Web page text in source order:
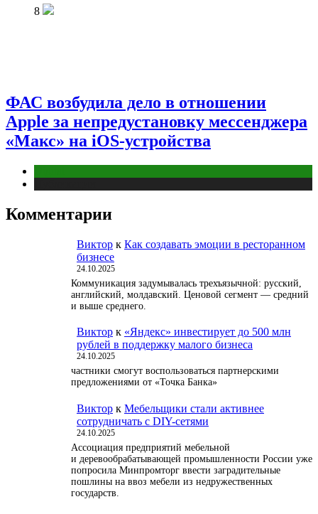
8
ФАС возбудила дело в отношении
Apple за непредустановку мессенджера
«Макс» на iOS-устройства
Комментарии
Виктор к Как создавать эмоции в ресторанном
бизнесе
24.10.2025
Коммуникация задумывалась трехъязычной: русский,
английский, молдавский. Ценовой сегмент — средний
и выше среднего.
Виктор к «Яндекс» инвестирует до 500 млн
рублей в поддержку малого бизнеса
24.10.2025
частники смогут воспользоваться партнерскими
предложениями от «Точка Банка»
Виктор к Мебельщики стали активнее
сотрудничать с DIY-сетями
24.10.2025
Ассоциация предприятий мебельной
и деревообрабатывающей промышленности России уже
попросила Минпромторг ввести заградительные
пошлины на ввоз мебели из недружественных
государств.